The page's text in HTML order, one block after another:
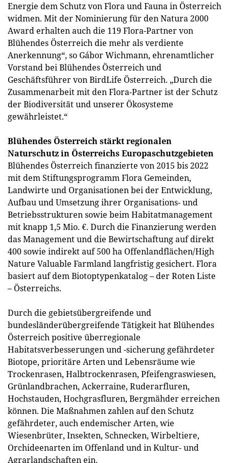
Energie dem Schutz von Flora und Fauna in Österreich
widmen. Mit der Nominierung für den Natura 2000
Award erhalten auch die 119 Flora-Partner von
Blühendes Österreich die mehr als verdiente
Anerkennung“, so Gábor Wichmann, ehrenamtlicher
Vorstand bei Blühendes Österreich und
Geschäftsführer von BirdLife Österreich. „Durch die
Zusammenarbeit mit den Flora-Partner ist der Schutz
der Biodiversität und unserer Ökosysteme
gewährleistet.“
Blühendes Österreich stärkt regionalen
Naturschutz in Österreichs Europaschutzgebieten
Blühendes Österreich finanzierte von 2015 bis 2022
mit dem Stiftungsprogramm Flora Gemeinden,
Landwirte und Organisationen bei der Entwicklung,
Aufbau und Umsetzung ihrer Organisations- und
Betriebsstrukturen sowie beim Habitatmanagement
mit knapp 1,5 Mio. €. Durch die Finanzierung werden
das Management und die Bewirtschaftung auf direkt
400 sowie indirekt auf 500 ha Offenlandflächen/High
Nature Valuable Farmland langfristig gesichert. Flora
basiert auf dem Biotoptypenkatalog – der Roten Liste
– Österreichs.
Durch die gebietsübergreifende und
bundesländerübergreifende Tätigkeit hat Blühendes
Österreich positive überregionale
Habitatsverbesserungen und -sicherung gefährdeter
Biotope, prioritäre Arten und Lebensräume wie
Trockenrasen, Halbtrockenrasen, Pfeifengraswiesen,
Grünlandbrachen, Ackerraine, Ruderarfluren,
Hochstauden, Hochgrasfluren, Bergmähder erreichen
können. Die Maßnahmen zahlen auf den Schutz
gefährdeter, auch endemischer Arten, wie
Wiesenbrüter, Insekten, Schnecken, Wirbeltiere,
Orchideenarten im Offenland und in Kultur- und
Agrarlandschaften ein.